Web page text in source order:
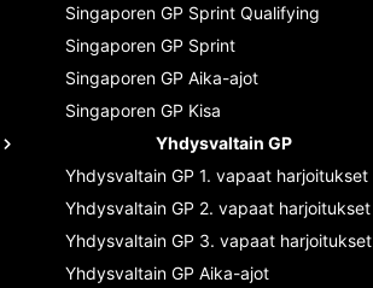
Singaporen GP Sprint Qualifying
Singaporen GP Sprint
Singaporen GP Aika-ajot
Singaporen GP Kisa
Yhdysvaltain GP
Yhdysvaltain GP 1. vapaat harjoitukset
Yhdysvaltain GP 2. vapaat harjoitukset
Yhdysvaltain GP 3. vapaat harjoitukset
Yhdysvaltain GP Aika-ajot